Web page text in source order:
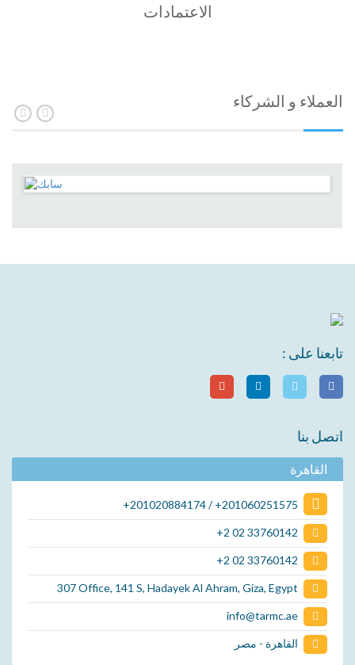
الاعتمادات
العملاء و الشركاء
تابعنا على :
اتصل بنا
القاهرة
+201020884174 / +201060251575
+2 02 33760142
+2 02 33760142
307 Office, 141 S, Hadayek Al Ahram, Giza, Egypt
info@tarmc.ae
القاهرة - مصر